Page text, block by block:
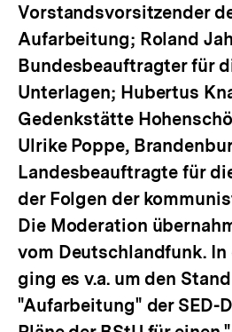
Vorstandsvorsitzender
Aufarbeitung; Roland
Bundesbeauftragter für
Unterlagen; Hubertus
Gedenkstätte
Ulrike Poppe,
Landesbeauftragte für
der Folgen der
Die Moderation
vom Deutschlandfunk.
ging es v.a. um den
"Aufarbeitung" der SED-